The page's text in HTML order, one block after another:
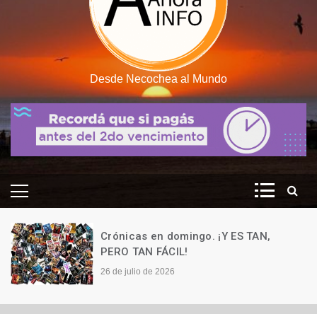
Desde Necochea al Mundo
Crónicas en domingo. ¡Y ES TAN,
PERO TAN FÁCIL!
26 de julio de 2026